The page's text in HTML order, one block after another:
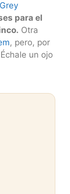
para el
Otra
, pero, por
un ojo